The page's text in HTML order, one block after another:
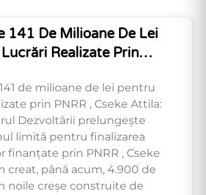
141 De Milioane De Lei
Realizate Prin…
de milioane de lei pentru
prin PNRR , Cseke Attila:
Dezvoltării prelungește
limită pentru finalizarea
finanțate prin PNRR , Cseke
creat, până acum, 4.900 de
noile creșe construite de